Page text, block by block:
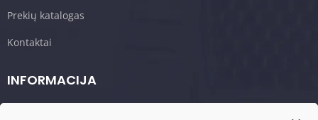
Prekių katalogas
Kontaktai
INFORMACIJA